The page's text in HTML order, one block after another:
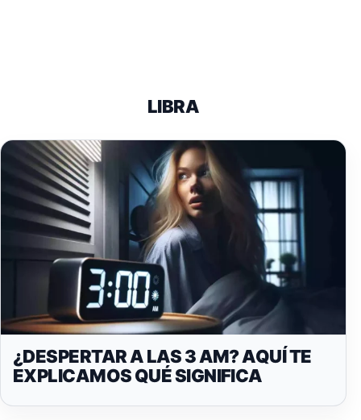
LIBRA
¿DESPERTAR A LAS 3 AM? AQUÍ TE
EXPLICAMOS QUÉ SIGNIFICA